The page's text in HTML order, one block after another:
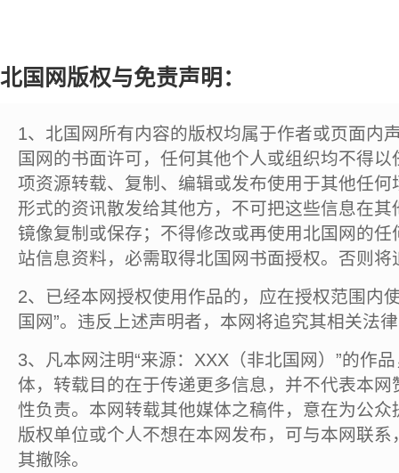
北国网版权与免责声明：
1、北国网所有内容的版权均属于作者或页面内
国网的书面许可，任何其他个人或组织均不得
项资源转载、复制、编辑或发布使用于其他任
形式的资讯散发给其他方，不可把这些信息在
镜像复制或保存；不得修改或再使用北国网的
站信息资料，必需取得北国网书面授权。否则将
2、已经本网授权使用作品的，应在授权范围内
国网”。违反上述声明者，本网将追究其相关法
3、凡本网注明“来源：XXX（非北国网）”的作
体，转载目的在于传递更多信息，并不代表本
性负责。本网转载其他媒体之稿件，意在为公
版权单位或个人不想在本网发布，可与本网联
其撤除。